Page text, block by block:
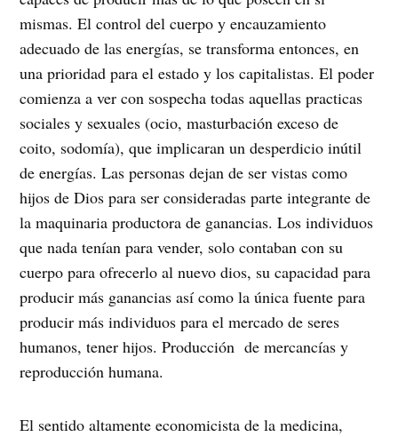
mismas. El control del cuerpo y encauzamiento
adecuado de las energías, se transforma entonces, en
una prioridad para el estado y los capitalistas. El poder
comienza a ver con sospecha todas aquellas practicas
sociales y sexuales (ocio, masturbación exceso de
coito, sodomía), que implicaran un desperdicio inútil
de energías. Las personas dejan de ser vistas como
hijos de Dios para ser consideradas parte integrante de
la maquinaria productora de ganancias. Los individuos
que nada tenían para vender, solo contaban con su
cuerpo para ofrecerlo al nuevo dios, su capacidad para
producir más ganancias así como la única fuente para
producir más individuos para el mercado de seres
humanos, tener hijos. Producción de mercancías y
reproducción humana.
El sentido altamente economicista de la medicina,